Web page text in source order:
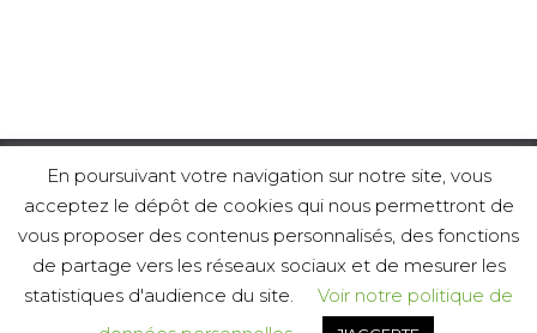
ACCUEIL POLITIQUE DE CONFIDENTIALITÉ
MENTIONS LÉGALES
Hestia | Développé parThemeIsle
En poursuivant votre navigation sur notre site, vous
acceptez le dépôt de cookies qui nous permettront de
vous proposer des contenus personnalisés, des fonctions
de partage vers les réseaux sociaux et de mesurer les
statistiques d'audience du site.
Voir notre politique de